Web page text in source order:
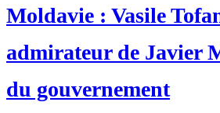
Moldavie : Vasile
admirateur de Javier
du gouvernement